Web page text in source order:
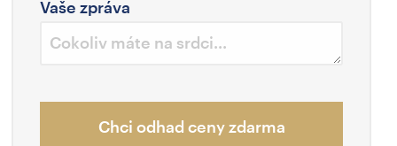
Vaše zpráva
Chci odhad ceny zdarma